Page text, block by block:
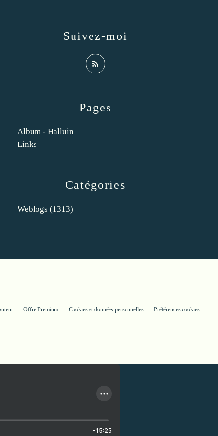
Catégories
Weblogs (1313)
Pages
Album - Halluin
Links
Suivez-moi
Offre Premium Cookies et données personnelles Préférences cookies
-15:25